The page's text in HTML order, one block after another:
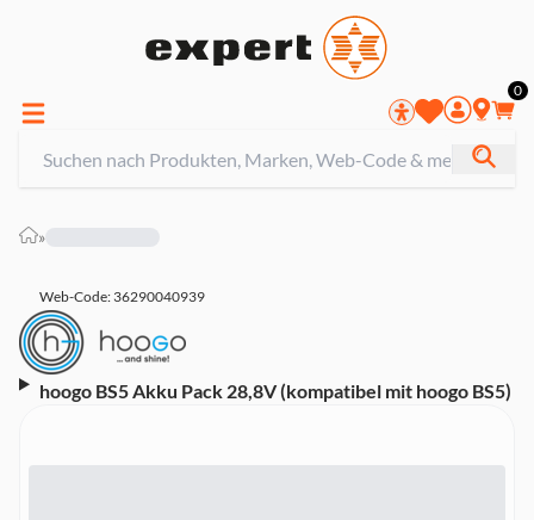
0
»
Web-Code: 36290040939
hoogo BS5 Akku Pack 28,8V (kompatibel mit hoogo BS5)